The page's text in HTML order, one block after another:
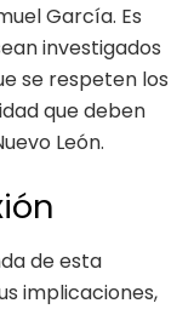
García. Es
investigados
se respeten los
que deben
León.
de esta
implicaciones,